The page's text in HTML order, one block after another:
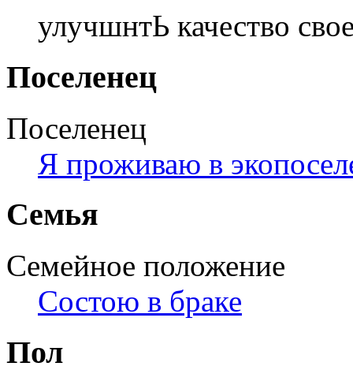
улучшнтЬ качество
Поселенец
Поселенец
Я проживаю в
Семья
Семейное положение
Состою в браке
Пол